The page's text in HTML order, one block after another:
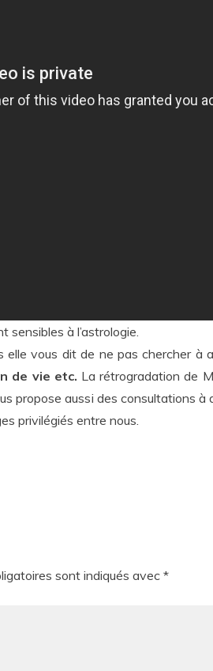
à l’astrologie.
vous dit de ne pas chercher à
de vie etc. La rétrogradation de
propose aussi des consultations
privilégiés entre nous.
sont indiqués avec *